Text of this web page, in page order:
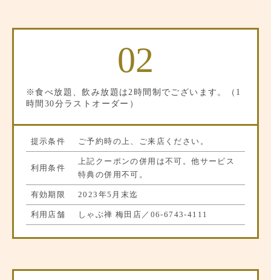
02
※食べ放題、飲み放題は2時間制でございます。（1
時間30分ラストオーダー）
提示条件 ご予約時の上、ご来店ください。
利用条件
上記クーポンの併用は不可。他サービス
特典の併用不可。
有効期限 2023年5月末迄
利用店舗 しゃぶ禅 梅田店／ 06-6743-4111